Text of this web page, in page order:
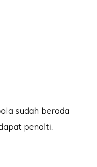
sudah berada
penalti.